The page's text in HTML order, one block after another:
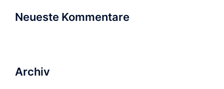
Neueste Kommentare
Archiv